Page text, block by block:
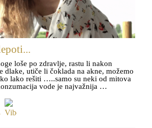
loše po zdravlje, rastu li nakon
dlake, utiče li čoklada na akne, možemo
lako rešiti …..samo su neki od mitova
vode je najvažnija …